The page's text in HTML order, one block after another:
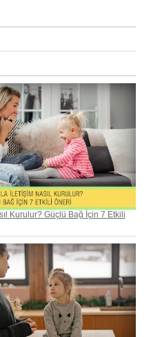
Kurulur? Güçlü Bağ İçin 7 Etkili